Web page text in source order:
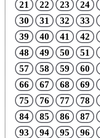
21
22 23 24
30
31 32 33
39
40 41 42
48
49 50 51
57
58 59 60
66
67 68 69
75
76 77 78
84
85 86 87
93
94 95 96